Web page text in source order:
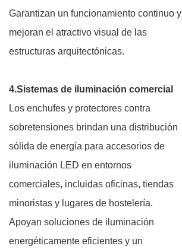
Garantizan un funcionamiento continuo y
mejoran el atractivo visual de las
estructuras arquitectónicas.
4.Sistemas de iluminación comercial
Los enchufes y protectores contra
sobretensiones brindan una distribución
sólida de energía para accesorios de
iluminación LED en entornos
comerciales, incluidas oficinas, tiendas
minoristas y lugares de hostelería.
Apoyan soluciones de iluminación
energéticamente eficientes y un